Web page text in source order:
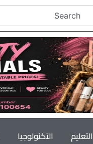
التعليم التكنولوجيا